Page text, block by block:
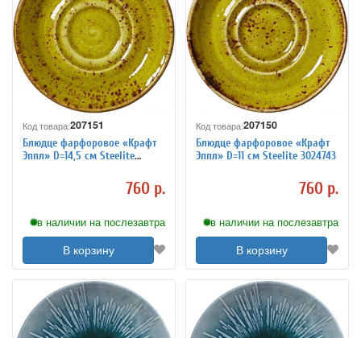
Код товара:207151
Блюдце фарфоровое «Крафт
Эппл» D=14,5 см Steelite
760 р.
в наличии на послезавтра
В корзину
Код товара:207150
Блюдце фарфоровое «Крафт
Эппл» D=11 см Steelite 3024743
760 р.
в наличии на послезавтра
В корзину